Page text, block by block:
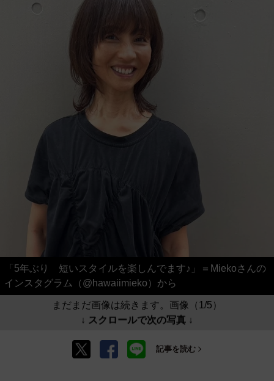
「5年ぶり 短いスタイルを楽しんでます♪」＝Miekoさんの
インスタグラム（@hawaiimieko）から
まだまだ画像は続きます。画像（1/5）
↓ スクロールで次の写真 ↓
記事を読む